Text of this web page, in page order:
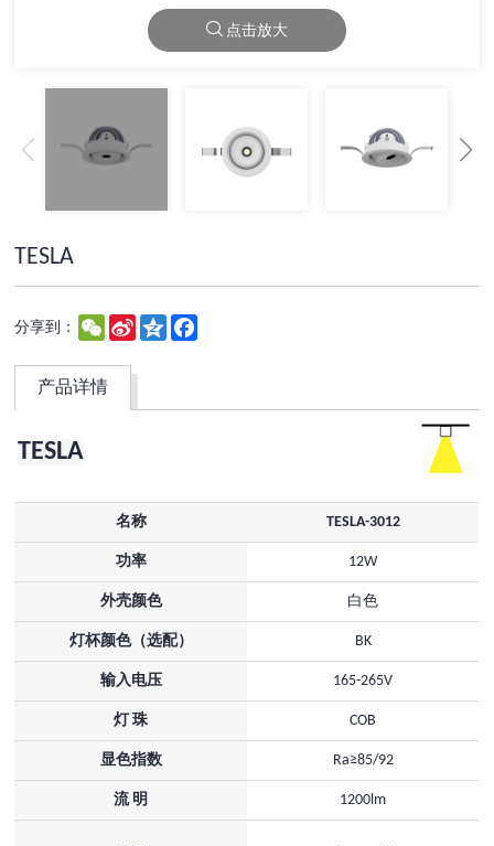
点击放大
TESLA
分享到： WeChatSina
Weibo
Qzone
产品详情
TESLA
名称 TESLA-3012
功率 12W
外壳颜色 白色
灯杯颜色（选配） BK
输入电压 165-265V
灯 珠 COB
显色指数 Ra≥85/92
流 明 1200lm